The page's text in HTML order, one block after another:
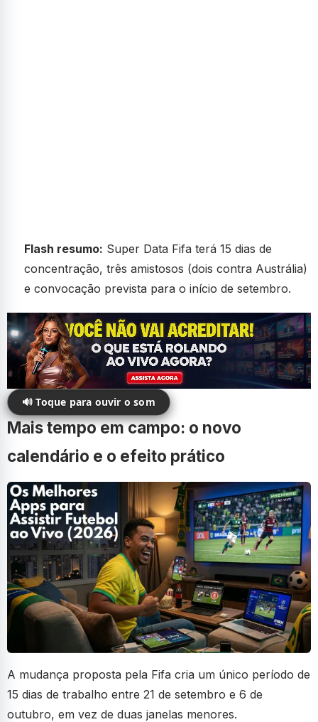
Flash resumo: Super Data Fifa terá 15 dias de
concentração, três amistosos (dois contra Austrália)
e convocação prevista para o início de setembro.
🔊 Toque para ouvir o som
Mais tempo em campo: o novo
calendário e o efeito prático
A mudança proposta pela Fifa cria um único período de
15 dias de trabalho entre 21 de setembro e 6 de
outubro, em vez de duas janelas menores.